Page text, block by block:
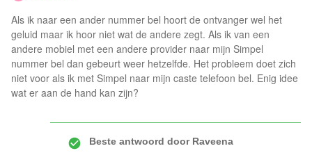
Als ik naar een ander nummer bel hoort de ontvanger wel het
geluid maar ik hoor niet wat de andere zegt. Als ik van een
andere mobiel met een andere provider naar mijn Simpel
nummer bel dan gebeurt weer hetzelfde. Het probleem doet zich
niet voor als ik met Simpel naar mijn caste telefoon bel. Enig idee
wat er aan de hand kan zijn?
Beste antwoord doorRaveena